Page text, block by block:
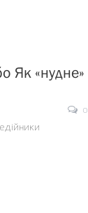
Як «нудне»
0